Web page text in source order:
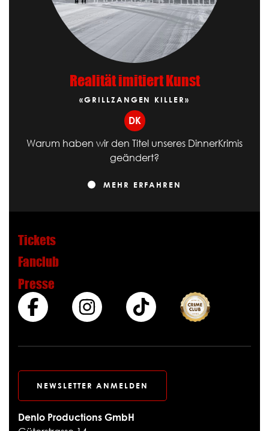
Realität imitiert Kunst
«GRILLZANGEN KILLER»
DK
Warum haben wir den Titel unseres DinnerKrimis
geändert?
MEHR ERFAHREN
Tickets
Fanclub
Presse
Denlo Productions GmbH
NEWSLETTER ANMELDEN